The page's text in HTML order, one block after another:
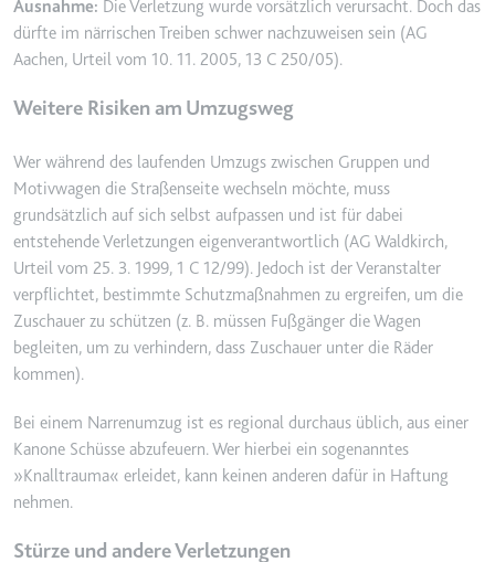
Zweck:
Wird verwendet, um die
Interaktion der Nutzer mit
verfolgen.
Typ:
IndexedDB
ServiceWorkerLogsDatabase#SWHealthLog
Anbieter:
youtube.com
Zweck:
Notwendig für die
Implementierung und
Funktionalität von YouTube-
Ablauf:
Beständig
Typ:
IndexedDB
Ausnahme: Die Verletzung wurde vorsätzlich verursacht. Doch das
dürfte im närrischen Treiben schwer nachzuweisen sein (AG
Aachen, Urteil vom 10. 11. 2005, 13 C 250/05).
Weitere Risiken am Umzugsweg
Wer während des laufenden Umzugs zwischen Gruppen und
Motivwagen die Straßenseite wechseln möchte, muss
grundsätzlich auf sich selbst aufpassen und ist für dabei
entstehende Verletzungen eigenverantwortlich (AG Waldkirch,
Urteil vom 25. 3. 1999, 1 C 12/99). Jedoch ist der Veranstalter
verpflichtet, bestimmte Schutzmaßnahmen zu ergreifen, um die
Zuschauer zu schützen (z. B. müssen Fußgänger die Wagen
begleiten, um zu verhindern, dass Zuschauer unter die Räder
kommen).
Bei einem Narrenumzug ist es regional durchaus üblich, aus einer
Kanone Schüsse abzufeuern. Wer hierbei ein sogenanntes
»Knalltrauma« erleidet, kann keinen anderen dafür in Haftung
nehmen.
Stürze und andere Verletzungen